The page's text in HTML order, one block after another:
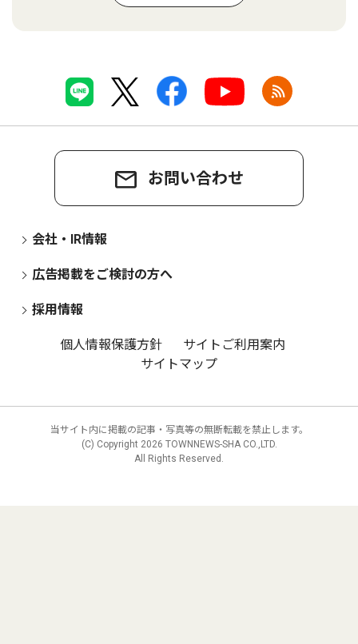
お問い合わせ
会社・IR情報
広告掲載をご検討の方へ
採用情報
個人情報保護方針
サイトご利用案内
サイトマップ
当サイト内に掲載の記事・写真等の無断転載を禁止します。
(C) Copyright 2026 TOWNNEWS-SHA CO.,LTD.
All Rights Reserved.